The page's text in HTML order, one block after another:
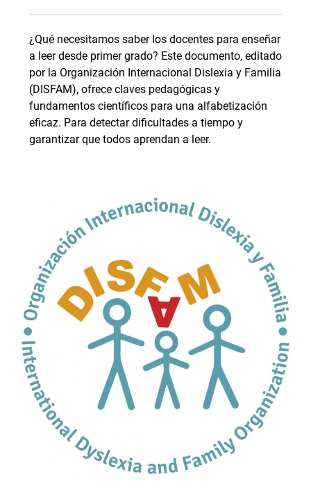
¿Qué necesitamos saber los docentes para enseñar
a leer desde primer grado? Este documento, editado
por la Organización Internacional Dislexia y Familia
(DISFAM), ofrece claves pedagógicas y
fundamentos científicos para una alfabetización
eficaz. Para detectar dificultades a tiempo y
garantizar que todos aprendan a leer.